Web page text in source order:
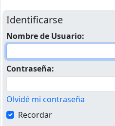
Identificarse
Nombre de Usuario:
Contraseña:
Olvidé mi contraseña
Recordar